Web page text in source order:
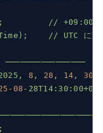
//
// UTC に変
────────────────
8 , 28 , 14 , 30
-08 -